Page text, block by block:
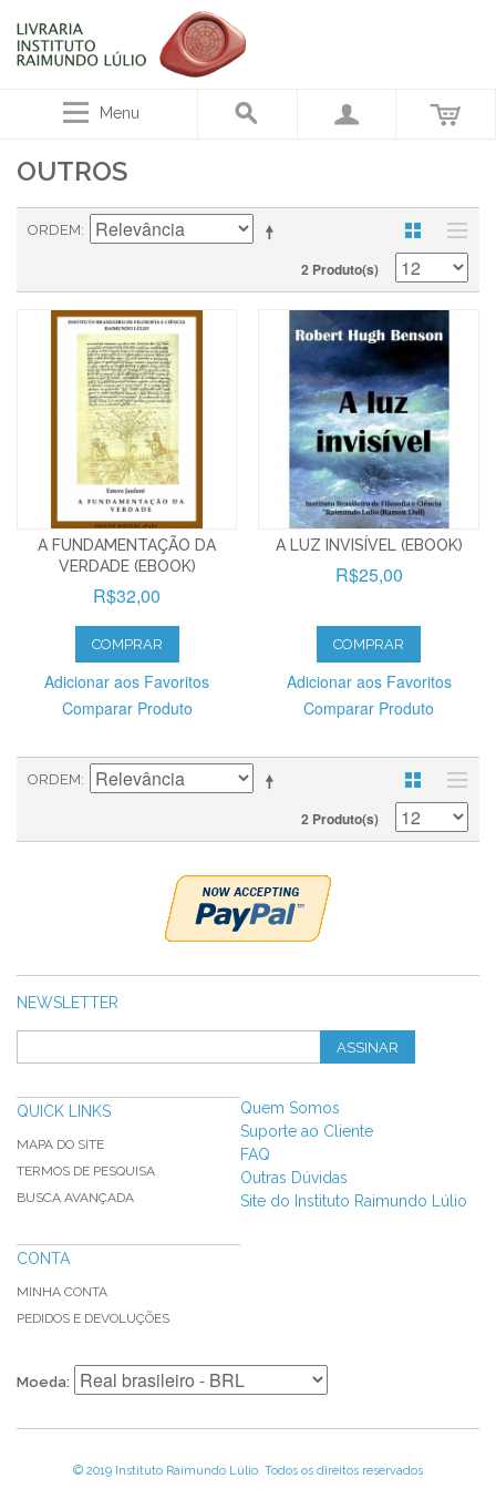
Menu
OUTROS
ORDEM
2 Produto(s)
A FUNDAMENTAÇÃO DA
VERDADE (EBOOK)
R$32,00
COMPRAR
Adicionar aos Favoritos
Comparar Produto
A LUZ INVISÍVEL (EBOOK)
R$25,00
COMPRAR
Adicionar aos Favoritos
Comparar Produto
ORDEM
2 Produto(s)
NEWSLETTER
ASSINAR
QUICK LINKS
MAPA DO SITE
TERMOS DE PESQUISA
BUSCA AVANÇADA
CONTA
MINHA CONTA
PEDIDOS E DEVOLUÇÕES
Quem Somos
Suporte ao Cliente
FAQ
Outras Dúvidas
Site do Instituto Raimundo Lúlio
Moeda:
© 2019 Instituto Raimundo Lúlio. Todos os direitos reservados